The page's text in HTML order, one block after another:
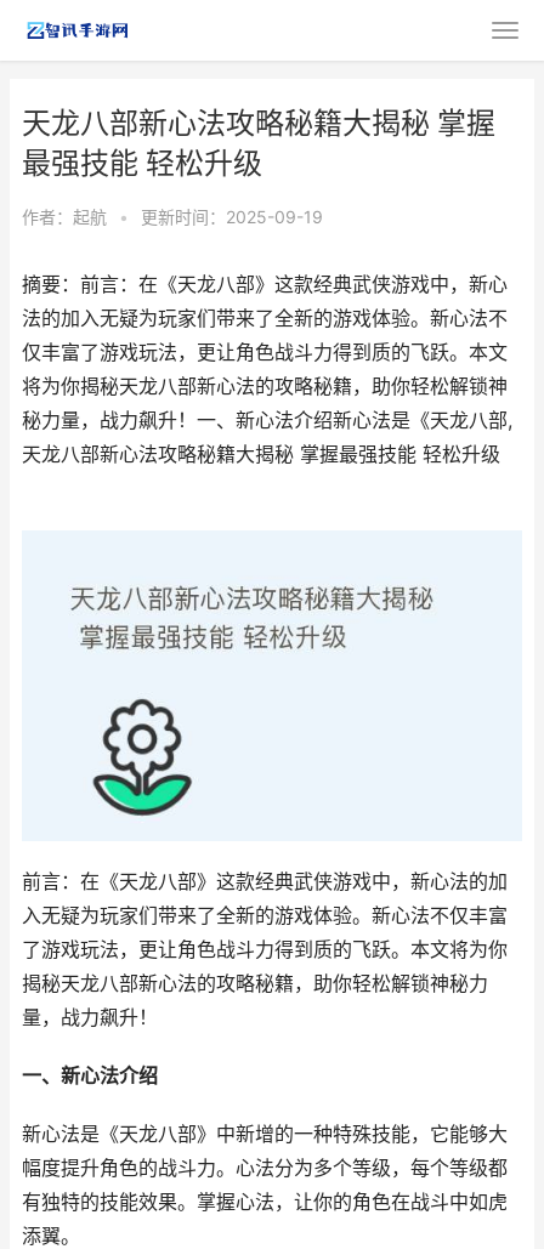
天龙八部新心法攻略秘籍大揭秘 掌握
最强技能 轻松升级
作者： 起航 • 更新时间：2025-09-19
摘要：前言：在《天龙八部》这款经典武侠游戏中，新心
法的加入无疑为玩家们带来了全新的游戏体验。新心法不
仅丰富了游戏玩法，更让角色战斗力得到质的飞跃。本文
将为你揭秘天龙八部新心法的攻略秘籍，助你轻松解锁神
秘力量，战力飙升！一、新心法介绍新心法是《天龙八部,
天龙八部新心法攻略秘籍大揭秘 掌握最强技能 轻松升级
前言：在《天龙八部》这款经典武侠游戏中，新心法的加
入无疑为玩家们带来了全新的游戏体验。新心法不仅丰富
了游戏玩法，更让角色战斗力得到质的飞跃。本文将为你
揭秘天龙八部新心法的攻略秘籍，助你轻松解锁神秘力
量，战力飙升！
一、新心法介绍
新心法是《天龙八部》中新增的一种特殊技能，它能够大
幅度提升角色的战斗力。心法分为多个等级，每个等级都
有独特的技能效果。掌握心法，让你的角色在战斗中如虎
添翼。